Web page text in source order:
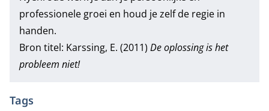
professionele groei en houd je zelf de regie in
handen.
Bron titel: Karssing, E. (2011) De oplossing is het
probleem niet!
Tags